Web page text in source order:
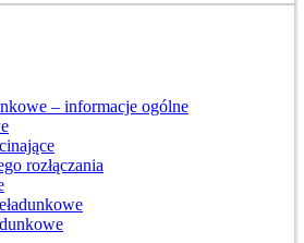
– informacje ogólne
rozłączania